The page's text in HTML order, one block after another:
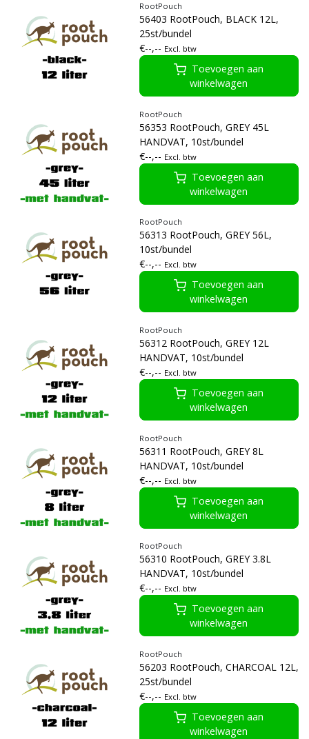
RootPouch
56403 RootPouch, BLACK 12L,
25st/bundel
€--,-- Excl. btw
Toevoegen aan
winkelwagen
RootPouch
56353 RootPouch, GREY 45L
HANDVAT, 10st/bundel
€--,-- Excl. btw
Toevoegen aan
winkelwagen
RootPouch
56313 RootPouch, GREY 56L,
10st/bundel
€--,-- Excl. btw
Toevoegen aan
winkelwagen
RootPouch
56312 RootPouch, GREY 12L
HANDVAT, 10st/bundel
€--,-- Excl. btw
Toevoegen aan
winkelwagen
RootPouch
56311 RootPouch, GREY 8L
HANDVAT, 10st/bundel
€--,-- Excl. btw
Toevoegen aan
winkelwagen
RootPouch
56310 RootPouch, GREY 3.8L
HANDVAT, 10st/bundel
€--,-- Excl. btw
Toevoegen aan
winkelwagen
RootPouch
56203 RootPouch, CHARCOAL 12L,
25st/bundel
€--,-- Excl. btw
Toevoegen aan
winkelwagen